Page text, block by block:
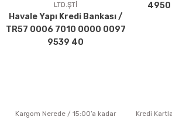
Ürün bilgilerinde hatalar bulunuyor.
Ürün fiyatı diğer sitelerden daha pahalı.
Bu ürüne benzer farklı alternatifler olmalı.
Gönder
LTD.ŞTİ
Havale Yapı Kredi Bankası /
TR57 0006 7010 0000 0097
9539 40
4950
Kargom Nerede / 15:00’a kadar
Kredi